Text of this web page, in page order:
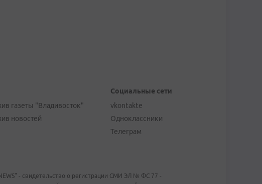
газеты "Владивосток"
новостей
Социальные сети
vkontakte
Одноклассники
Телеграм
- свидетельство о регистрации СМИ ЭЛ № ФС 77 -